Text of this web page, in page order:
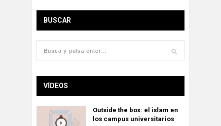
BUSCAR
VÍDEOS
Outside the box: el islam en
los campus universitarios